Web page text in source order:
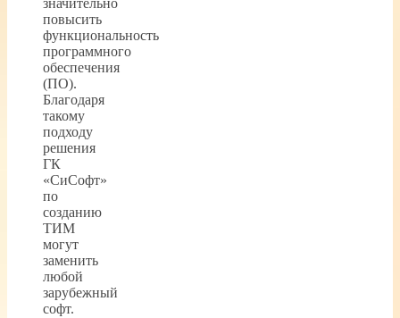
значительно
повысить
функциональность
программного
обеспечения
(ПО).
Благодаря
такому
подходу
решения
ГК
«СиСофт»
по
созданию
ТИМ
могут
заменить
любой
зарубежный
софт.